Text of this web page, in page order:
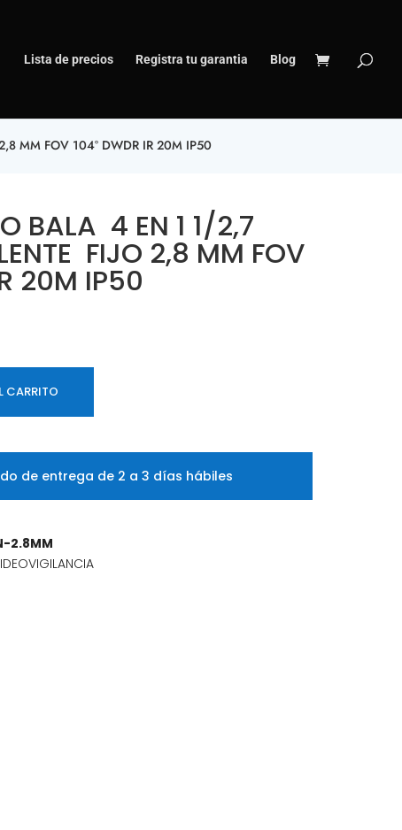
Lista de precios Registra tu garantia Blog
MM FOV 104° DWDR IR 20M IP50
BALA 4 EN 1 1/2,7
FIJO 2,8 MM FOV
20M IP50
CARRITO
de entrega de 2 a 3 días hábiles
2.8MM